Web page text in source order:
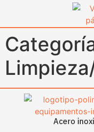
Acero